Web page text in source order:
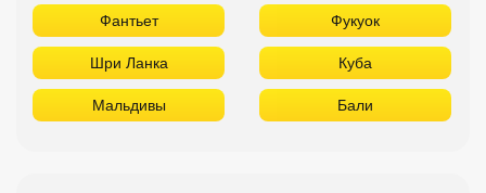
Фантьет Фукуок
Шри Ланка Куба
Мальдивы Бали